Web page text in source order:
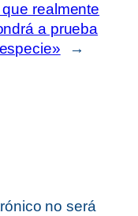
realmente
a prueba
→
no será